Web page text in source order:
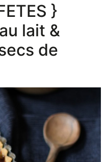
}
lait &
de